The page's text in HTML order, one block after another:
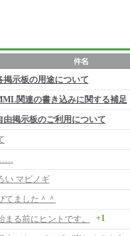
掲示板の用途について
関連の書き込みに関する補足
由掲示板のご利用について
い マビノギ
てました＾＾
まる前にヒントです。
+1